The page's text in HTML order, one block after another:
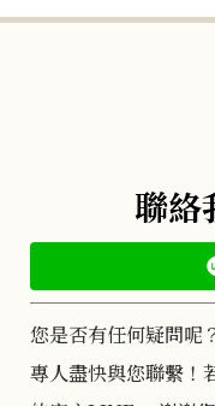
聯絡
您是否有任何疑問呢
專人盡快與您聯繫！